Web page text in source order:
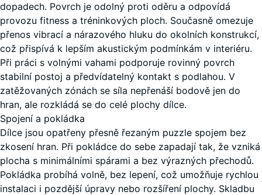
dopadech. Povrch je odolný proti oděru a odpovídá
provozu fitness a tréninkových ploch. Současně omezuje
přenos vibrací a nárazového hluku do okolních konstrukcí,
což přispívá k lepším akustickým podmínkám v interiéru.
Při práci s volnými vahami podporuje rovinný povrch
stabilní postoj a předvídatelný kontakt s podlahou. V
zatěžovaných zónách se síla nepřenáší bodově jen do
hran, ale rozkládá se do celé plochy dílce.
Spojení a pokládka
Dílce jsou opatřeny přesně řezaným puzzle spojem bez
zkosení hran. Při pokládce do sebe zapadají tak, že vzniká
plocha s minimálními spárami a bez výrazných přechodů.
Pokládka probíhá volně, bez lepení, což umožňuje rychlou
instalaci i pozdější úpravy nebo rozšíření plochy. Skladbu
Minerální
červená
+ 55,00 Kč
Mlžná
šedá
+ 97,00 Kč
Patinované
stříbro
+ 55,00 Kč
50 x
50 x
2
cm |
0,25
m²
+ 46,00 Kč
100
100
x
1,5
+ 606,00 Kč